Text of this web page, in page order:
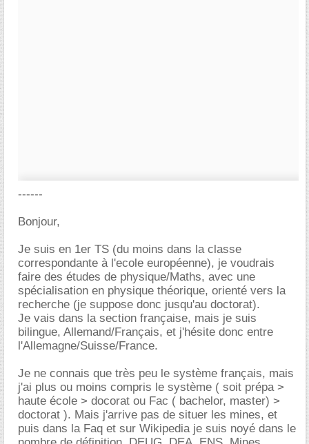
------
Bonjour,
Je suis en 1er TS (du moins dans la classe
correspondante à l'ecole européenne), je voudrais
faire des études de physique/Maths, avec une
spécialisation en physique théorique, orienté vers la
recherche (je suppose donc jusqu'au doctorat).
Je vais dans la section française, mais je suis
bilingue, Allemand/Français, et j'hésite donc entre
l'Allemagne/Suisse/France.
Je ne connais que très peu le système français, mais
j'ai plus ou moins compris le système ( soit prépa >
haute école > docorat ou Fac ( bachelor, master) >
doctorat ). Mais j'arrive pas de situer les mines, et
puis dans la Faq et sur Wikipedia je suis noyé dans le